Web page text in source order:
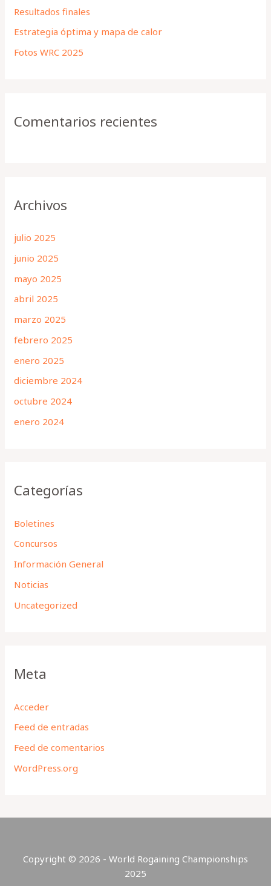
Resultados finales
Estrategia óptima y mapa de calor
Fotos WRC 2025
Comentarios recientes
Archivos
julio 2025
junio 2025
mayo 2025
abril 2025
marzo 2025
febrero 2025
enero 2025
diciembre 2024
octubre 2024
enero 2024
Categorías
Boletines
Concursos
Información General
Noticias
Uncategorized
Meta
Acceder
Feed de entradas
Feed de comentarios
WordPress.org
Copyright © 2026 - World Rogaining Championships
2025